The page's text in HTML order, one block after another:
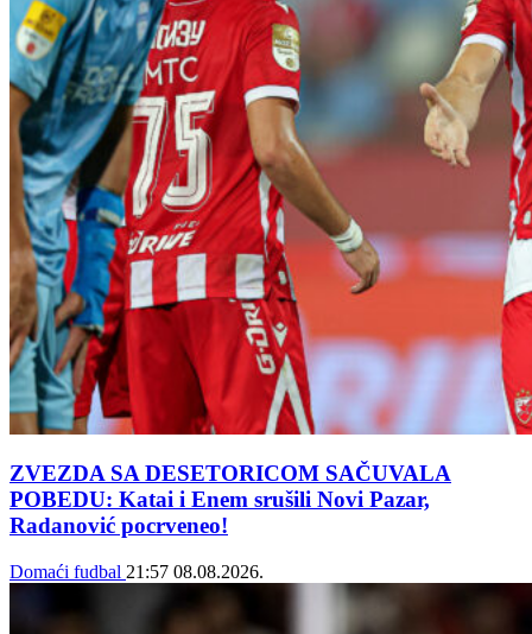
ZVEZDA SA DESETORICOM SAČUVALA
POBEDU: Katai i Enem srušili Novi Pazar,
Radanović pocrveneo!
Domaći fudbal 21:57 08.08.2026.